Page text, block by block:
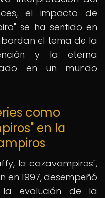
el impacto de
se ha sentido en
el tema de la
y la eterna
en un mundo
como
en la
la cazavampiros",
en 1997, desempeñó
evolución de la